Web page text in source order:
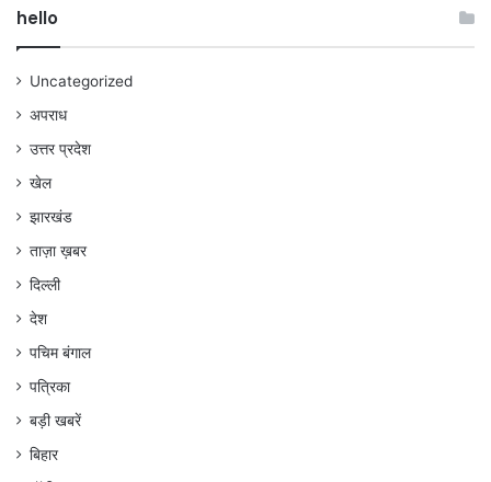
hello
Uncategorized
अपराध
उत्तर प्रदेश
खेल
झारखंड
ताज़ा ख़बर
दिल्ली
देश
पचिम बंगाल
पत्रिका
बड़ी खबरें
बिहार